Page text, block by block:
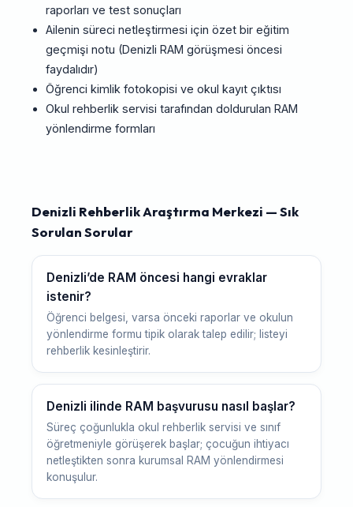
raporları ve test sonuçları
Ailenin süreci netleştirmesi için özet bir eğitim
geçmişi notu (Denizli RAM görüşmesi öncesi
faydalıdır)
Öğrenci kimlik fotokopisi ve okul kayıt çıktısı
Okul rehberlik servisi tarafından doldurulan RAM
yönlendirme formları
Denizli Rehberlik Araştırma Merkezi — Sık
Sorulan Sorular
Denizli’de RAM öncesi hangi evraklar
istenir?
Öğrenci belgesi, varsa önceki raporlar ve okulun
yönlendirme formu tipik olarak talep edilir; listeyi
rehberlik kesinleştirir.
Denizli ilinde RAM başvurusu nasıl başlar?
Süreç çoğunlukla okul rehberlik servisi ve sınıf
öğretmeniyle görüşerek başlar; çocuğun ihtiyacı
netleştikten sonra kurumsal RAM yönlendirmesi
konuşulur.